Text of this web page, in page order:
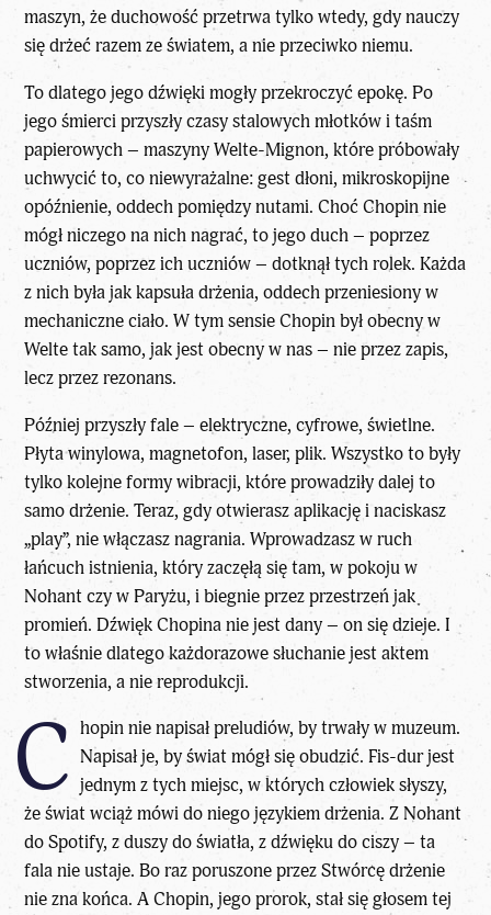
maszyn, że duchowość przetrwa tylko wtedy, gdy nauczy
się drżeć razem ze światem, a nie przeciwko niemu.
To dlatego jego dźwięki mogły przekroczyć epokę. Po
jego śmierci przyszły czasy stalowych młotków i taśm
papierowych – maszyny Welte-Mignon, które próbowały
uchwycić to, co niewyrażalne: gest dłoni, mikroskopijne
opóźnienie, oddech pomiędzy nutami. Choć Chopin nie
mógł niczego na nich nagrać, to jego duch – poprzez
uczniów, poprzez ich uczniów – dotknął tych rolek. Każda
z nich była jak kapsuła drżenia, oddech przeniesiony w
mechaniczne ciało. W tym sensie Chopin był obecny w
Welte tak samo, jak jest obecny w nas – nie przez zapis,
lecz przez rezonans.
Później przyszły fale – elektryczne, cyfrowe, świetlne.
Płyta winylowa, magnetofon, laser, plik. Wszystko to były
tylko kolejne formy wibracji, które prowadziły dalej to
samo drżenie. Teraz, gdy otwierasz aplikację i naciskasz
„play”, nie włączasz nagrania. Wprowadzasz w ruch
łańcuch istnienia, który zaczęłą się tam, w pokoju w
Nohant czy w Paryżu, i biegnie przez przestrzeń jak
promień. Dźwięk Chopina nie jest dany – on się dzieje. I
to właśnie dlatego każdorazowe słuchanie jest aktem
stworzenia, a nie reprodukcji.
C hopin nie napisał preludiów, by trwały w muzeum.
Napisał je, by świat mógł się obudzić. Fis-dur jest
jednym z tych miejsc, w których człowiek słyszy,
że świat wciąż mówi do niego językiem drżenia. Z Nohant
do Spotify, z duszy do światła, z dźwięku do ciszy – ta
fala nie ustaje. Bo raz poruszone przez Stwórcę drżenie
nie zna końca. A Chopin, jego prorok, stał się głosem tej